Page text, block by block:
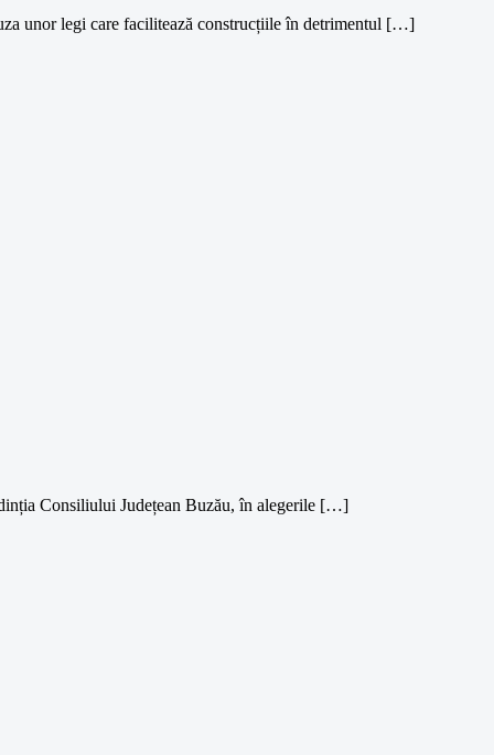
unor legi care facilitează construcțiile în detrimentul […]
Consiliului Județean Buzău, în alegerile […]